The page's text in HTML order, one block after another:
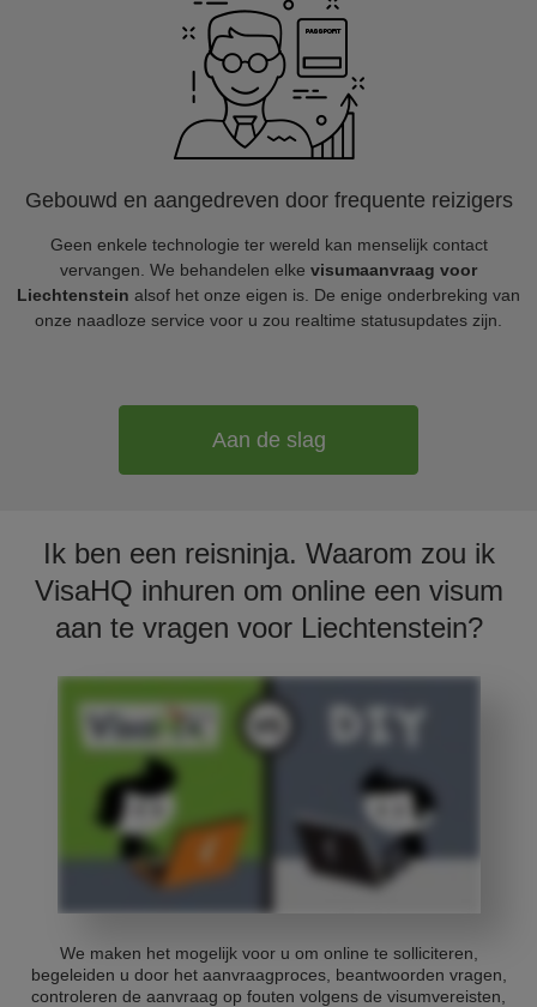
Gebouwd en aangedreven door frequente reizigers
Geen enkele technologie ter wereld kan menselijk contact
vervangen. We behandelen elke visumaanvraag voor
Liechtenstein alsof het onze eigen is. De enige onderbreking van
onze naadloze service voor u zou realtime statusupdates zijn.
Aan de slag
Ik ben een reisninja. Waarom zou ik
VisaHQ inhuren om online een visum
aan te vragen voor Liechtenstein?
We maken het mogelijk voor u om online te solliciteren,
begeleiden u door het aanvraagproces, beantwoorden vragen,
controleren de aanvraag op fouten volgens de visumvereisten,